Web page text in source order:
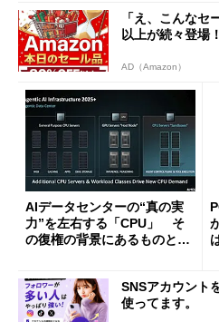
「え、こんなセ
以上が続々登場
AD（Amazon）
AIデータセンターの“真の実
力”を左右する「CPU」 そ
の復権の背景にあるものと
SNSアカウント
使ってます。